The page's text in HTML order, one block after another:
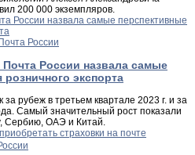
200 000 экземпляров.
Почта России
России назвала самые
экспорта
рубеж в третьем квартале 2023 г. и за
Самый значительный рост показали
Сербию, ОАЭ и Китай.